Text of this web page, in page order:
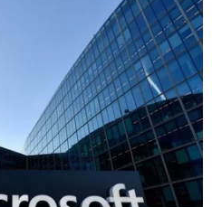
26/5 đã có 343.190
cửa khẩu Lào Cai,
204 triệu USD.